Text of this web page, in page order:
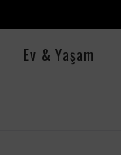
Ev & Yaşam